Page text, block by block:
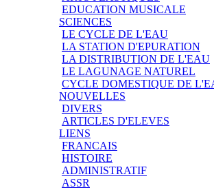
EDUCATION MUSICALE
SCIENCES
LE CYCLE DE L'EAU
LA STATION D'EPURATION
LA DISTRIBUTION DE L'EAU
LE LAGUNAGE NATUREL
CYCLE DOMESTIQUE DE
NOUVELLES
DIVERS
ARTICLES D'ELEVES
LIENS
FRANCAIS
HISTOIRE
ADMINISTRATIF
ASSR